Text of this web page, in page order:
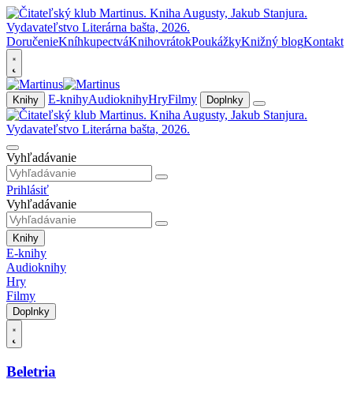
DoručenieKníhkupectváKnihovrátokPoukážkyKnižný blogKontakt
Knihy E-knihyAudioknihyHryFilmy Doplnky
Vyhľadávanie
Prihlásiť
Vyhľadávanie
Knihy
E-knihy
Audioknihy
Hry
Filmy
Doplnky
Beletria